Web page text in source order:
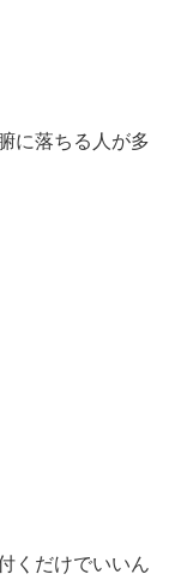
に落ちる人が多
くだけでいいん